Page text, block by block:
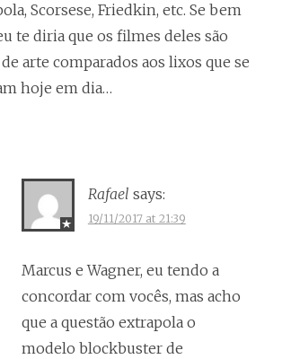
Scorsese, Friedkin, etc. Se bem
te diria que os filmes deles são
arte comparados aos lixos que se
hoje em dia…
Rafael says:
19/11/2017 at 21:39
Marcus e Wagner, eu tendo a
concordar com vocês, mas acho
que a questão extrapola o
modelo blockbuster de